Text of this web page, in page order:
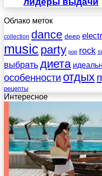
Облако меток
collection dance deep
music party pop rock
выбратьдиета
особенности отдых
рецепты
Интересное